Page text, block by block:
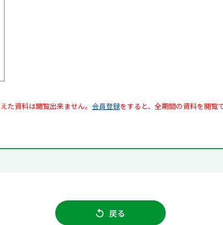
た資料は閲覧出来ません。 会員登録をすると、全期間の資料を閲覧
戻る